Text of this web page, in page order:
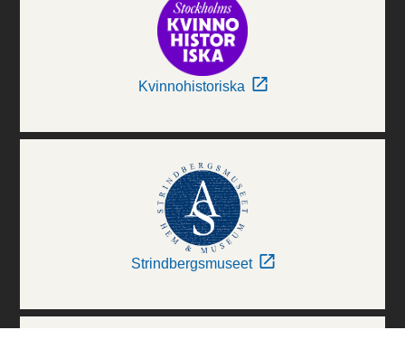
Kvinnohistoriska
Strindbergsmuseet